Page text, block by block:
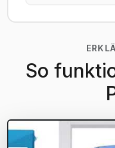
So